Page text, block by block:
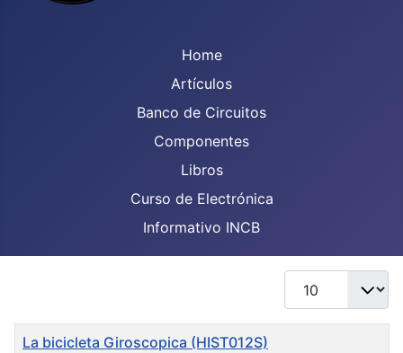
Home
Artículos
Banco de Circuitos
Componentes
Libros
Curso de Electrónica
Informativo INCB
Display #
Title
La bicicleta Giroscopica (HIST012S)